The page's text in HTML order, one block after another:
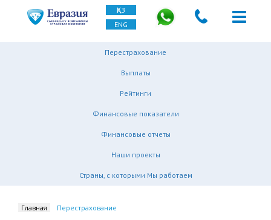
ҚАЗ
ENG
Перестрахование
Выплаты
Рейтинги
Финансовые показатели
Финансовые отчеты
Наши проекты
Страны, с которыми Мы работаем
Главная Перестрахование